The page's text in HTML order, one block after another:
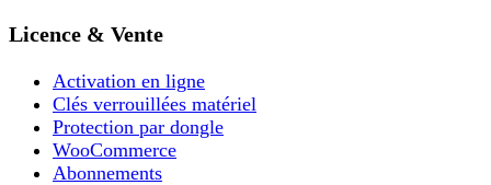
Licence & Vente
Activation en ligne
Clés verrouillées matériel
Protection par dongle
WooCommerce
Abonnements